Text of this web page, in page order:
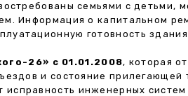
семьями с детьми,
Информация о капитальном
готовность
26» с 01.01.2008, которая
и состояние
инженерных